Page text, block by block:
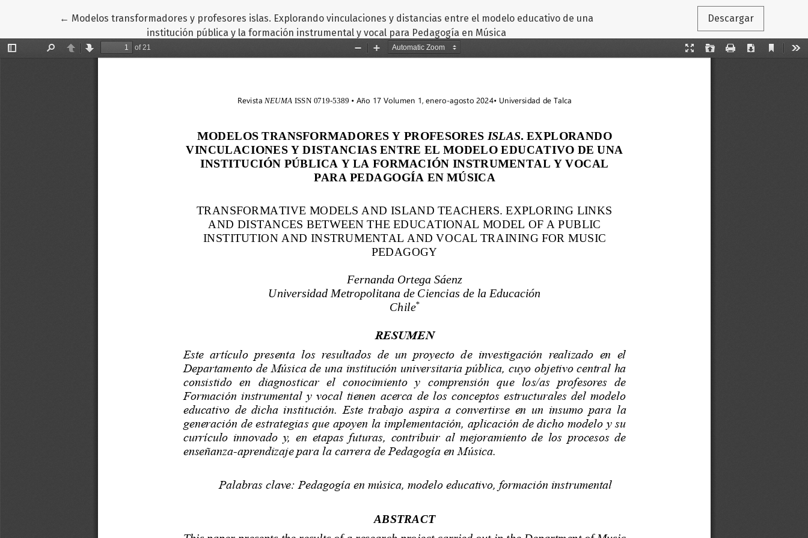
← Volver a los detalles del artículo
Modelos transformadores y profesores islas. Explorando vinculaciones y distancias entre el modelo educativo de una
institución pública y la formación instrumental y vocal para Pedagogía en Música
Descargar